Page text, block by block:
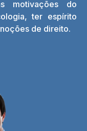
motivações do
ter espírito
de direito.